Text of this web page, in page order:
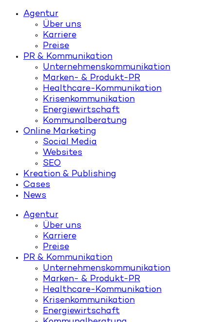
Agentur
Über uns
Karriere
Preise
PR & Kommunikation
Unternehmenskommunikation
Marken- & Produkt-PR
Healthcare-Kommunikation
Krisenkommunikation
Energiewirtschaft
Kommunalberatung
Online Marketing
Social Media
Websites
SEO
Kreation & Publishing
Cases
News
Agentur
Über uns
Karriere
Preise
PR & Kommunikation
Unternehmenskommunikation
Marken- & Produkt-PR
Healthcare-Kommunikation
Krisenkommunikation
Energiewirtschaft